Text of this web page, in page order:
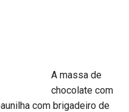
A massa de
chocolate com
com brigadeiro de